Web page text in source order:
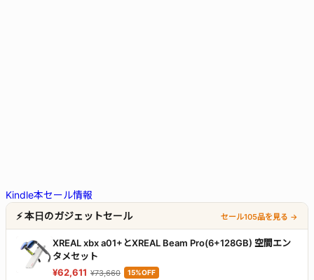
Kindle本セール情報
⚡ 本日のガジェットセール
セール105品を見る →
XREAL xbx a01+とXREAL Beam Pro(6+128GB) 空間エン
タメセット
¥62,611 ¥73,660 15%OFF